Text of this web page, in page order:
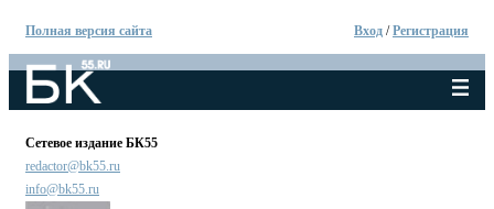
Полная версия сайта Вход /Регистрация
Сетевое издание БК55
redactor@bk55.ru
info@bk55.ru